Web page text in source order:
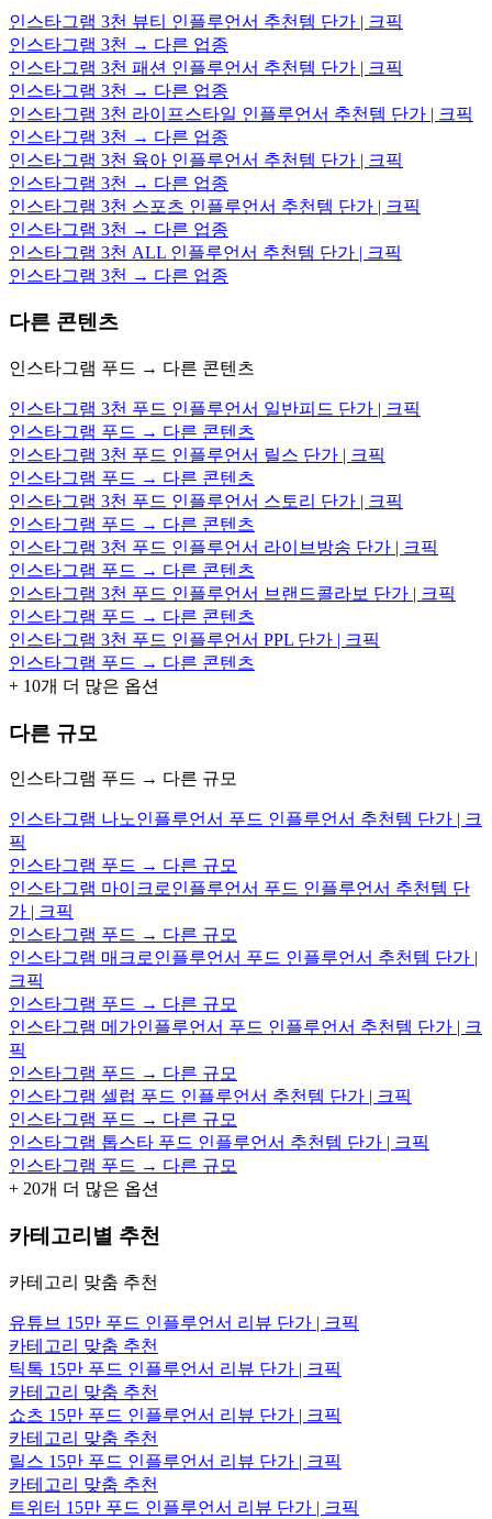
인스타그램 3천 뷰티 인플루언서 추천템 단가 | 크픽
인스타그램 3천 → 다른 업종
인스타그램 3천 패션 인플루언서 추천템 단가 | 크픽
인스타그램 3천 → 다른 업종
인스타그램 3천 라이프스타일 인플루언서 추천템 단가 | 크픽
인스타그램 3천 → 다른 업종
인스타그램 3천 육아 인플루언서 추천템 단가 | 크픽
인스타그램 3천 → 다른 업종
인스타그램 3천 스포츠 인플루언서 추천템 단가 | 크픽
인스타그램 3천 → 다른 업종
인스타그램 3천 ALL 인플루언서 추천템 단가 | 크픽
인스타그램 3천 → 다른 업종
다른 콘텐츠
인스타그램 푸드 → 다른 콘텐츠
인스타그램 3천 푸드 인플루언서 일반피드 단가 | 크픽
인스타그램 푸드 → 다른 콘텐츠
인스타그램 3천 푸드 인플루언서 릴스 단가 | 크픽
인스타그램 푸드 → 다른 콘텐츠
인스타그램 3천 푸드 인플루언서 스토리 단가 | 크픽
인스타그램 푸드 → 다른 콘텐츠
인스타그램 3천 푸드 인플루언서 라이브방송 단가 | 크픽
인스타그램 푸드 → 다른 콘텐츠
인스타그램 3천 푸드 인플루언서 브랜드콜라보 단가 | 크픽
인스타그램 푸드 → 다른 콘텐츠
인스타그램 3천 푸드 인플루언서 PPL 단가 | 크픽
인스타그램 푸드 → 다른 콘텐츠
+ 10개 더 많은 옵션
다른 규모
인스타그램 푸드 → 다른 규모
인스타그램 나노인플루언서 푸드 인플루언서 추천템 단가 | 크
픽
인스타그램 푸드 → 다른 규모
인스타그램 마이크로인플루언서 푸드 인플루언서 추천템 단
가 | 크픽
인스타그램 푸드 → 다른 규모
인스타그램 매크로인플루언서 푸드 인플루언서 추천템 단가 |
크픽
인스타그램 푸드 → 다른 규모
인스타그램 메가인플루언서 푸드 인플루언서 추천템 단가 | 크
픽
인스타그램 푸드 → 다른 규모
인스타그램 셀럽 푸드 인플루언서 추천템 단가 | 크픽
인스타그램 푸드 → 다른 규모
인스타그램 톱스타 푸드 인플루언서 추천템 단가 | 크픽
인스타그램 푸드 → 다른 규모
+ 20개 더 많은 옵션
카테고리별 추천
카테고리 맞춤 추천
유튜브 15만 푸드 인플루언서 리뷰 단가 | 크픽
카테고리 맞춤 추천
틱톡 15만 푸드 인플루언서 리뷰 단가 | 크픽
카테고리 맞춤 추천
쇼츠 15만 푸드 인플루언서 리뷰 단가 | 크픽
카테고리 맞춤 추천
릴스 15만 푸드 인플루언서 리뷰 단가 | 크픽
카테고리 맞춤 추천
트위터 15만 푸드 인플루언서 리뷰 단가 | 크픽